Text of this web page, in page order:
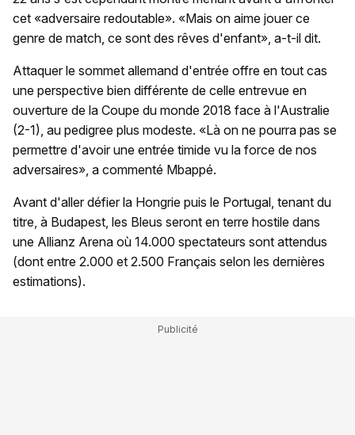
cet «adversaire redoutable». «Mais on aime jouer ce
genre de match, ce sont des rêves d'enfant», a-t-il dit.
Attaquer le sommet allemand d'entrée offre en tout cas
une perspective bien différente de celle entrevue en
ouverture de la Coupe du monde 2018 face à l'Australie
(2-1), au pedigree plus modeste. «Là on ne pourra pas se
permettre d'avoir une entrée timide vu la force de nos
adversaires», a commenté Mbappé.
Avant d'aller défier la Hongrie puis le Portugal, tenant du
titre, à Budapest, les Bleus seront en terre hostile dans
une Allianz Arena où 14.000 spectateurs sont attendus
(dont entre 2.000 et 2.500 Français selon les dernières
estimations).